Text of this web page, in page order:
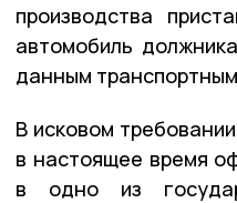
производства
автомобиль
данным
В исковом
в настоящее время
в одно из